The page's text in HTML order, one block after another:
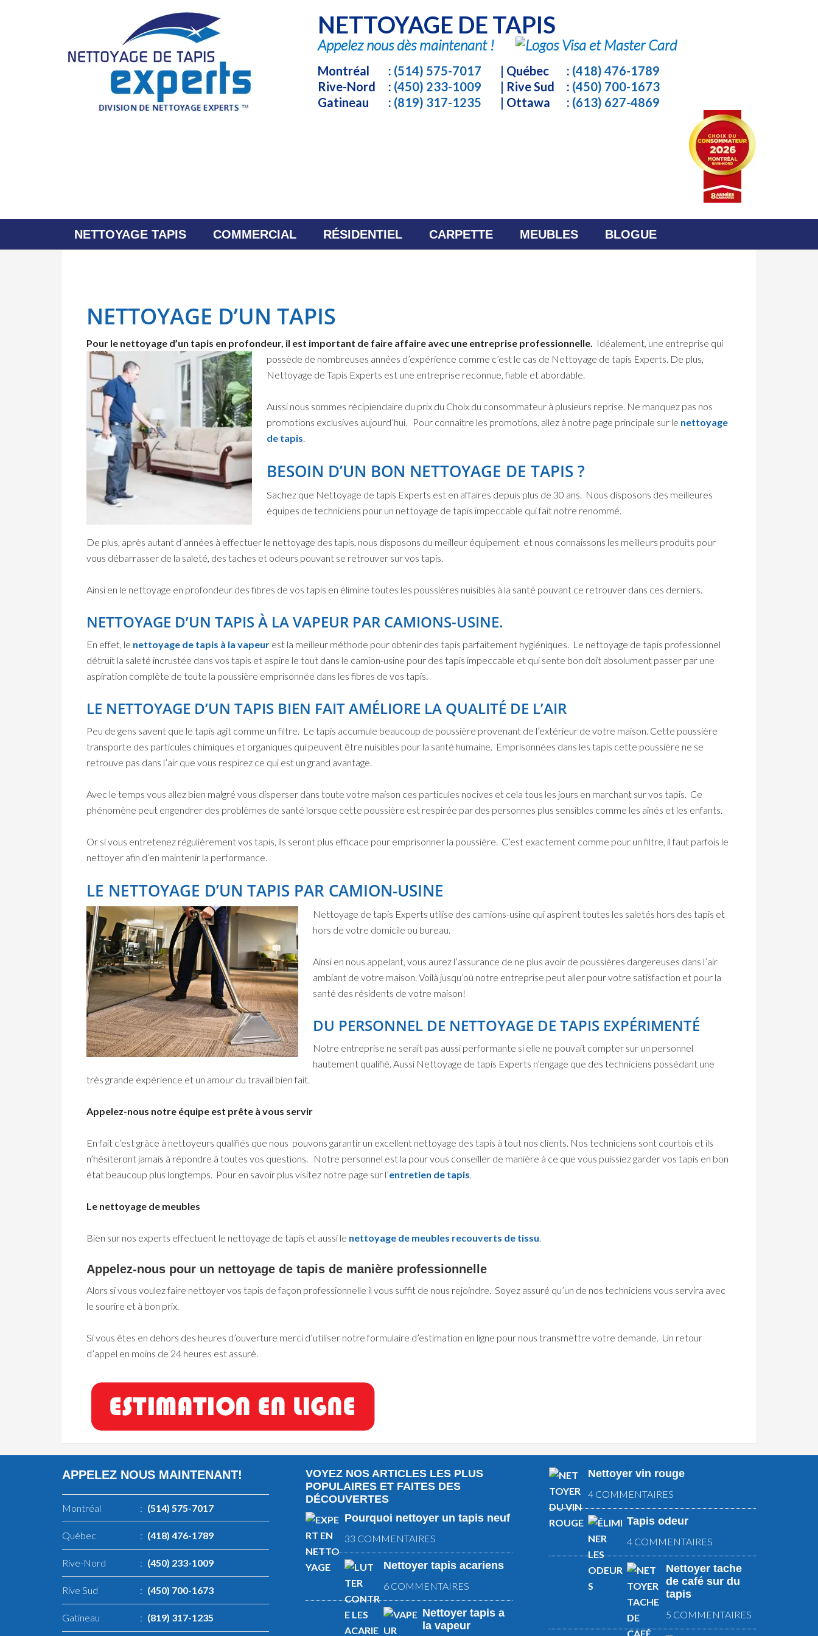
NETTOYAGE DE TAPIS
Appelez nous dès maintenant !
Montréal : (514) 575-7017 | Québec : (418) 476-1789
Rive-Nord
: (450) 233-1009 | Rive Sud : (450) 700-1673
Gatineau
: (819) 317-1235 | Ottawa : (613) 627-4869
NETTOYAGE TAPIS COMMERCIAL RÉSIDENTIEL CARPETTE MEUBLES BLOGUE
NETTOYAGE D’UN TAPIS
Pour le nettoyage d’un tapis en profondeur, il est important de faire affaire avec une entreprise professionnelle. Idéalement, une entreprise qui
possède de nombreuses années d’expérience comme c’est le cas de Nettoyage de tapis Experts. De plus,
Nettoyage de Tapis Experts est une entreprise reconnue, fiable et abordable.
Aussi nous sommes récipiendaire du prix du Choix du consommateur à plusieurs reprise. Ne manquez pas nos
promotions exclusives aujourd’hui. Pour connaître les promotions, allez à notre page principale sur le nettoyage
de tapis.
BESOIN D’UN BON NETTOYAGE DE TAPIS ?
Sachez que Nettoyage de tapis Experts est en affaires depuis plus de 30 ans. Nous disposons des meilleures
équipes de techniciens pour un nettoyage de tapis impeccable qui fait notre renommé.
De plus, après autant d’années à effectuer le nettoyage des tapis, nous disposons du meilleur équipement et nous connaissons les meilleurs produits pour
vous débarrasser de la saleté, des taches et odeurs pouvant se retrouver sur vos tapis.
Ainsi en le nettoyage en profondeur des fibres de vos tapis en élimine toutes les poussières nuisibles à la santé pouvant ce retrouver dans ces derniers.
NETTOYAGE D’UN TAPIS À LA VAPEUR PAR CAMIONS-USINE.
En effet, le nettoyage de tapis à la vapeur est la meilleur méthode pour obtenir des tapis parfaitement hygiéniques. Le nettoyage de tapis professionnel
détruit la saleté incrustée dans vos tapis et aspire le tout dans le camion-usine pour des tapis impeccable et qui sente bon doit absolument passer par une
aspiration complète de toute la poussière emprisonnée dans les fibres de vos tapis.
LE NETTOYAGE D’UN TAPIS BIEN FAIT AMÉLIORE LA QUALITÉ DE L’AIR
Peu de gens savent que le tapis agit comme un filtre. Le tapis accumule beaucoup de poussière provenant de l’extérieur de votre maison. Cette poussière
transporte des particules chimiques et organiques qui peuvent être nuisibles pour la santé humaine. Emprisonnées dans les tapis cette poussière ne se
retrouve pas dans l’air que vous respirez ce qui est un grand avantage.
Avec le temps vous allez bien malgré vous disperser dans toute votre maison ces particules nocives et cela tous les jours en marchant sur vos tapis. Ce
phénomène peut engendrer des problèmes de santé lorsque cette poussière est respirée par des personnes plus sensibles comme les ainés et les enfants.
Or si vous entretenez régulièrement vos tapis, ils seront plus efficace pour emprisonner la poussière. C’est exactement comme pour un filtre, il faut parfois le
nettoyer afin d’en maintenir la performance.
LE NETTOYAGE D’UN TAPIS PAR CAMION-USINE
Nettoyage de tapis Experts utilise des camions-usine qui aspirent toutes les saletés hors des tapis et
hors de votre domicile ou bureau.
Ainsi en nous appelant, vous aurez l’assurance de ne plus avoir de poussières dangereuses dans l’air
ambiant de votre maison. Voilà jusqu’où notre entreprise peut aller pour votre satisfaction et pour la
santé des résidents de votre maison!
DU PERSONNEL DE NETTOYAGE DE TAPIS EXPÉRIMENTÉ
Notre entreprise ne serait pas aussi performante si elle ne pouvait compter sur un personnel
hautement qualifié. Aussi Nettoyage de tapis Experts n’engage que des techniciens possédant une
très grande expérience et un amour du travail bien fait.
Appelez-nous notre équipe est prête à vous servir
En fait c’est grâce à nettoyeurs qualifiés que nous pouvons garantir un excellent nettoyage des tapis à tout nos clients. Nos techniciens sont courtois et ils
n’hésiteront jamais à répondre à toutes vos questions. Notre personnel est la pour vous conseiller de manière à ce que vous puissiez garder vos tapis en bon
état beaucoup plus longtemps. Pour en savoir plus visitez notre page sur l’entretien de tapis.
Le nettoyage de meubles
Bien sur nos experts effectuent le nettoyage de tapis et aussi le nettoyage de meubles recouverts de tissu.
Appelez-nous pour un nettoyage de tapis de manière professionnelle
Alors si vous voulez faire nettoyer vos tapis de façon professionnelle il vous suffit de nous rejoindre. Soyez assuré qu’un de nos techniciens vous servira avec
le sourire et à bon prix.
Si vous êtes en dehors des heures d’ouverture merci d’utiliser notre formulaire d’estimation en ligne pour nous transmettre votre demande. Un retour
d’appel en moins de 24 heures est assuré.
APPELEZ NOUS MAINTENANT!
Montréal : (514) 575-7017
Québec : (418) 476-1789
Rive-Nord : (450) 233-1009
Rive Sud : (450) 700-1673
Gatineau : (819) 317-1235
VOYEZ NOS ARTICLES LES PLUS
POPULAIRES ET FAITES DES
DÉCOUVERTES
Pourquoi nettoyer un tapis neuf
33 COMMENTAIRES
Nettoyer tapis acariens
6 COMMENTAIRES
Nettoyer tapis a
la vapeur
Nettoyer vin rouge
4 COMMENTAIRES
Tapis odeur
4 COMMENTAIRES
Nettoyer tache
de café sur du
tapis
5 COMMENTAIRES